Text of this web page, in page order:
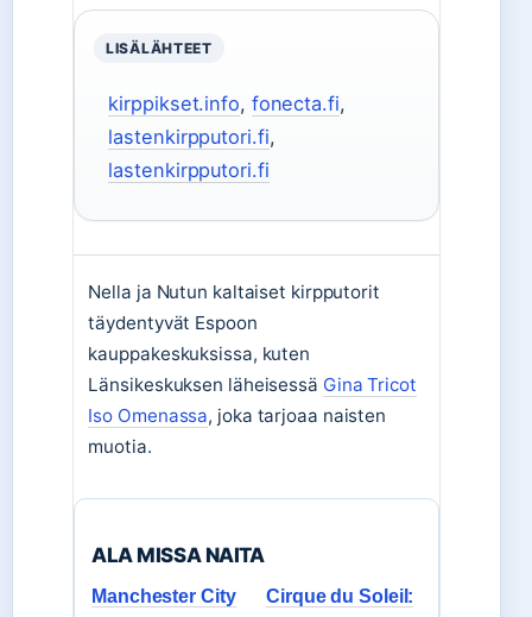
LISÄLÄHTEET
kirppikset.info, fonecta.fi,
lastenkirpputori.fi,
lastenkirpputori.fi
Nella ja Nutun kaltaiset kirpputorit
täydentyvät Espoon
kauppakeskuksissa, kuten
Länsikeskuksen läheisessä Gina Tricot
Iso Omenassa, joka tarjoaa naisten
muotia.
ALA MISSA NAITA
Manchester City
Cirque du Soleil: